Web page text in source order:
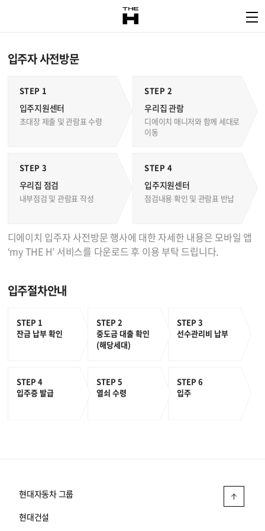
입주자 사전방문
STEP 1
입주지원센터
초대장 제출 및 관람표 수령
STEP 2
우리집 관람
디에이치 매니저와 함께 세대로
이동
STEP 3
우리집 점검
내부점검 및 관람표 작성
STEP 4
입주지원센터
점검내용 확인 및 관람표 반납
디에이치 입주자 사전방문 행사에 대한 자세한 내용은 모바일 앱
‘my THE H’ 서비스를 다운로드 후 이용 부탁 드립니다.
입주절차안내
STEP 1
잔금 납부 확인
STEP 2
중도금 대출 확인
(해당세대)
STEP 3
선수관리비 납부
STEP 4
입주증 발급
STEP 5
열쇠 수령
STEP 6
입주
현대자동차 그룹
현대건설